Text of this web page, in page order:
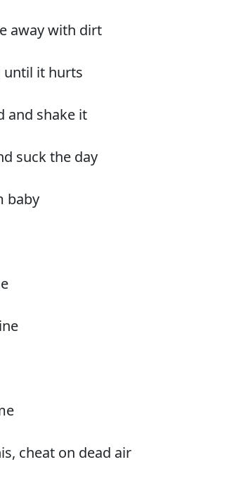
away with dirt
it hurts
and shake it
suck the day
baby
cheat on dead air